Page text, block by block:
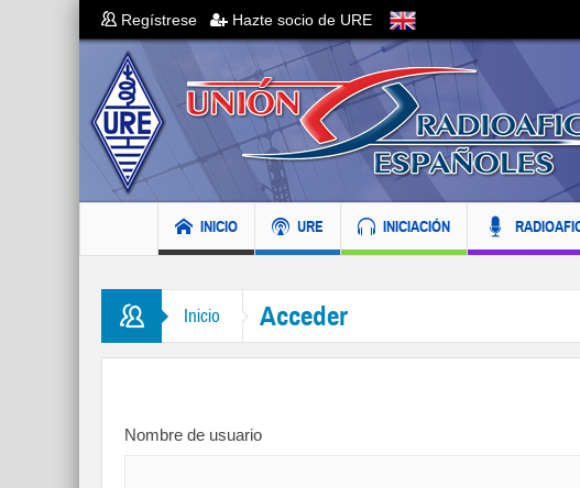
Regístrese Hazte socio de URE
INICIO URE INICIACIÓN
Inicio Acceder
Nombre de usuario